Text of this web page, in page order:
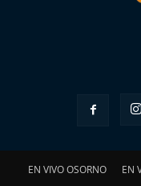
EN VIVO OSORNO EN